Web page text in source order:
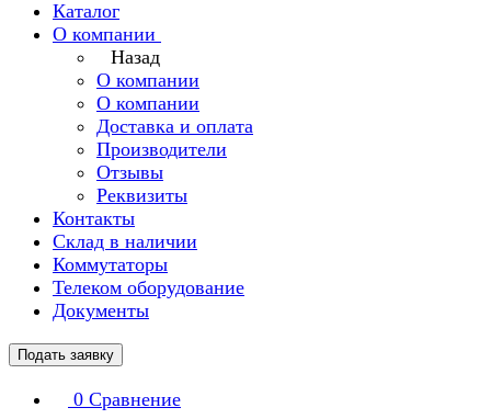
Каталог
О компании
Назад
О компании
О компании
Доставка и оплата
Производители
Отзывы
Реквизиты
Контакты
Склад в наличии
Коммутаторы
Телеком оборудование
Документы
Подать заявку
0 Сравнение